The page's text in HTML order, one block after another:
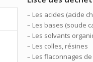
– Les acides (acide
– Les bases (soude
– Les solvants
– Les colles, résines
– Les flaconnages